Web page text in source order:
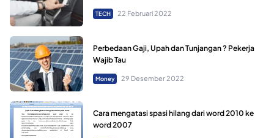
TECH 22 Februari 2022
Perbedaan Gaji, Upah dan Tunjangan ? Pekerja
Wajib Tau
Money 29 Desember 2022
Cara mengatasi spasi hilang dari word 2010 ke
word 2007